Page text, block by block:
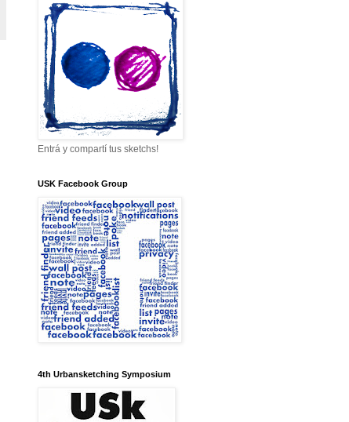
Entrá y compartí tus sketchs!
USK Facebook Group
4th Urbansketching Symposium